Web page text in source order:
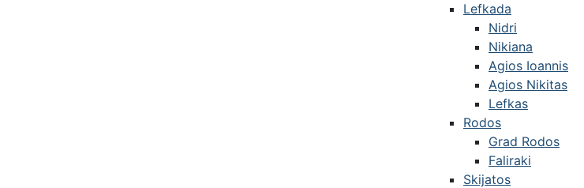
Lefkada
Nidri
Nikiana
Agios Ioannis
Agios Nikitas
Lefkas
Rodos
Grad Rodos
Faliraki
Skijatos